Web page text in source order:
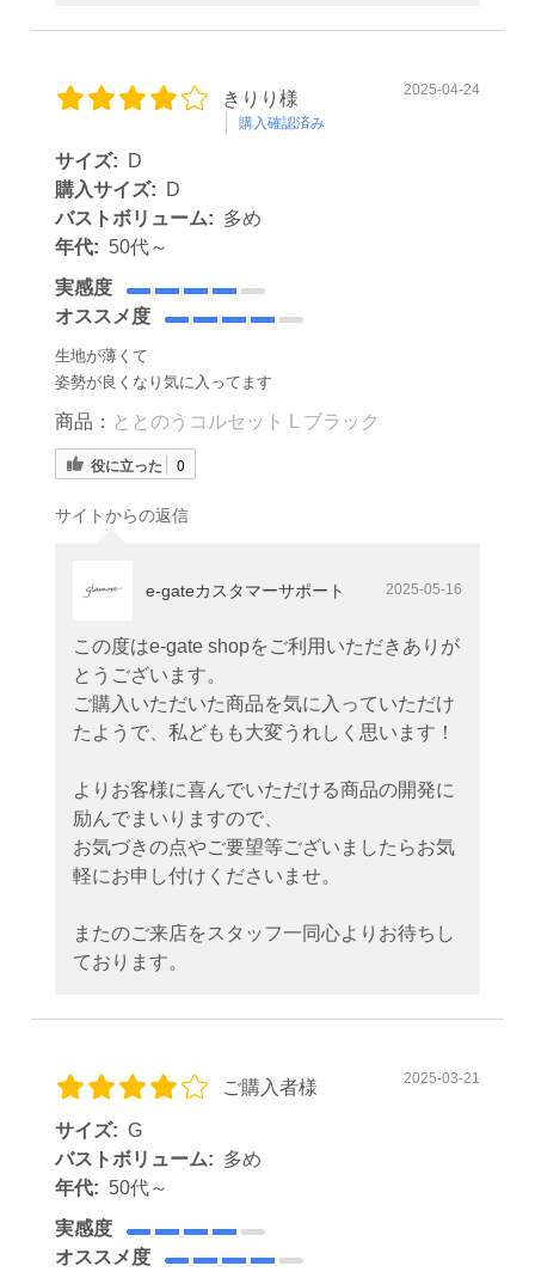
きりり様
購入確認済み
2025-04-24
サイズ:
D
購入サイズ:
D
バストボリューム: 多め
年代: 50代～
実感度
オススメ度
生地が薄くて
姿勢が良くなり気に入ってます
商品： ととのうコルセット L ブラック
役に立った 0
サイトからの返信
e-gateカスタマーサポート 2025-05-16
この度はe-gate shopをご利用いただきありが
とうございます。
ご購入いただいた商品を気に入っていただけ
たようで、私どもも大変うれしく思います！
よりお客様に喜んでいただける商品の開発に
励んでまいりますので、
お気づきの点やご要望等ございましたらお気
軽にお申し付けくださいませ。
またのご来店をスタッフ一同心よりお待ちし
ております。
ご購入者様 2025-03-21
サイズ: G
バストボリューム: 多め
年代: 50代～
実感度
オススメ度